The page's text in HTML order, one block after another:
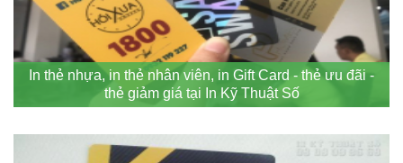
In thẻ nhựa, in thẻ nhân viên, in Gift Card - thẻ ưu đãi -
thẻ giảm giá tại In Kỹ Thuật Số